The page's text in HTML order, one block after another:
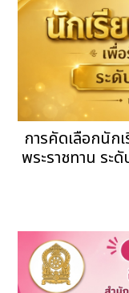
การคัดเลือกนัก
พระราชทาน ระ